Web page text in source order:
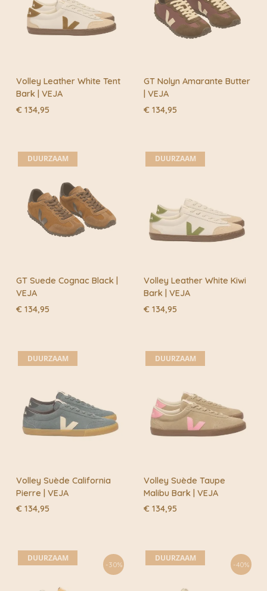
Volley Leather White Tent
Bark | VEJA
€ 134,95
GT Nolyn Amarante Butter
| VEJA
€ 134,95
DUURZAAM
GT Suede Cognac Black |
VEJA
€ 134,95
DUURZAAM
Volley Leather White Kiwi
Bark | VEJA
€ 134,95
DUURZAAM
Volley Suède California
Pierre | VEJA
€ 134,95
DUURZAAM
Volley Suède Taupe
Malibu Bark | VEJA
€ 134,95
-30%
DUURZAAM
-40%
DUURZAAM